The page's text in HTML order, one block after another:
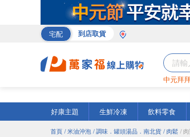
宅配 到店取貨
中元拜
好康主題
生鮮冷凍 飲料零食
首頁 / 米油沖泡 / 調味．罐頭湯品．南北貨 / 肉鬆 /